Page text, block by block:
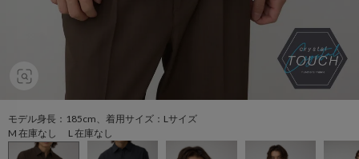
モデル身長：185cm、着用サイズ：Lサイズ
M 在庫なし L 在庫なし